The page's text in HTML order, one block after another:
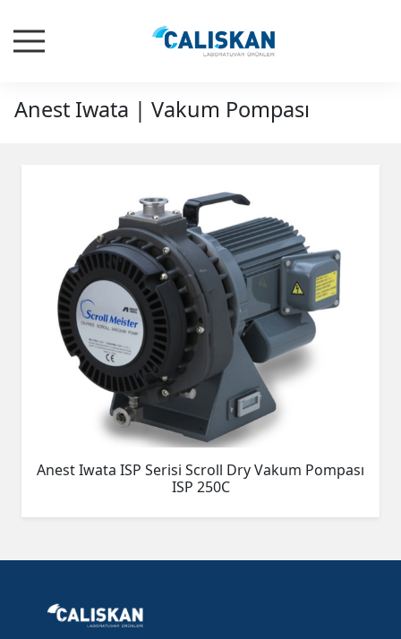
Anest Iwata | Vakum Pompası
Anest Iwata ISP Serisi Scroll Dry Vakum Pompası
ISP 250C